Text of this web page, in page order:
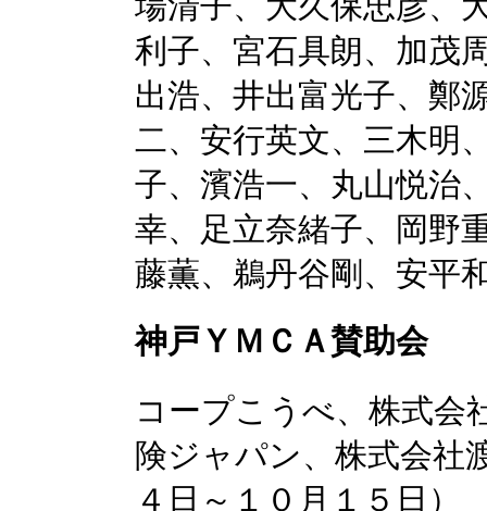
利子、宮石具朗、加茂
出浩、井出富光子、鄭
二、安行英文、三木明
子、濱浩一、丸山悦治
幸、足立奈緒子、岡野
藤薫、鵜丹谷剛、安平
神戸ＹＭＣＡ賛助会
コープこうべ、株式会
険ジャパン、株式会社
４日～１０月１５日）